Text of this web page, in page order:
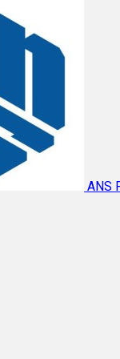
ANS